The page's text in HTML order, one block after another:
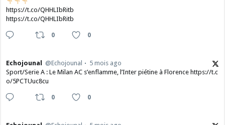
https://t.co/QHHLIbRitb
https://t.co/QHHLIbRitb
0 0
Echojounal @Echojounal
5 mois ago
Sport/Serie A : Le Milan AC s’enflamme, l’Inter piétine à Florence https://t.c
o/5PCTUuc8cu
0 0